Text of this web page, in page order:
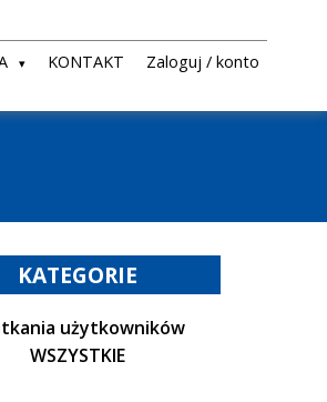
KONTAKT Zaloguj / konto
KATEGORIE
użytkowników
WSZYSTKIE